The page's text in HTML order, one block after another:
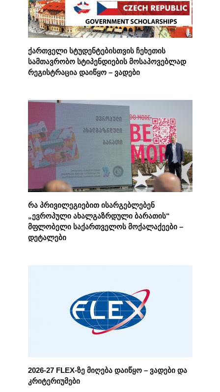
ქართველი სტუდენტებისთვის ჩეხეთის
სამთავრობო სტიპენდიების მოსაპოვებლად
რეგისტრაცია დაიწყო – ვადები
რა პრივილეგიებით ისარგებლებენ
„ევროპული ახალგაზრდული ბარათის“
მფლობელი საქართველოს მოქალაქეები –
დეტალები
2026-27 FLEX-ზე მიღება დაიწყო – ვადები და
კრიტერიუმები